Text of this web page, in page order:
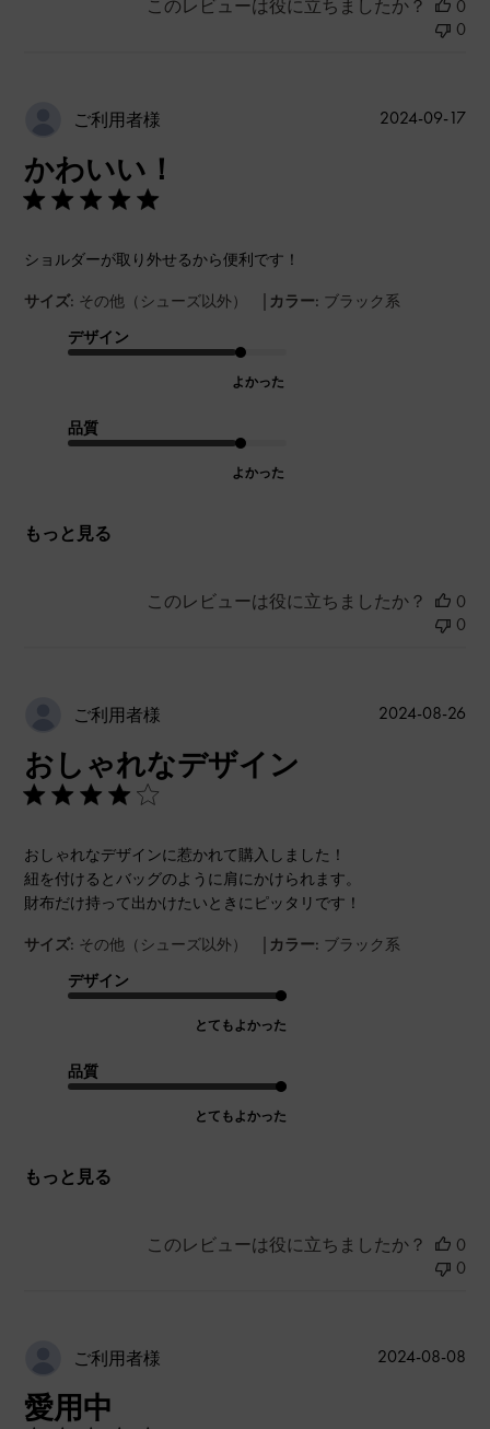
このレビューは役に立ちましたか？
0
0
ご利用者様
かわいい！
ショルダーが取り外せるから便利です！
サイズ: その他（シューズ以外） | カラー: ブラック系
デザイン
よかった
品質
よかった
もっと見る
公
2024-09-17
このレビューは役に立ちましたか？
0
0
ご利用者様
おしゃれなデザイン
おしゃれなデザインに惹かれて購入しました！
紐を付けるとバッグのように肩にかけられます。
財布だけ持って出かけたいときにピッタリです！
サイズ: その他（シューズ以外） | カラー: ブラック系
デザイン
とてもよかった
品質
とてもよかった
もっと見る
公
2024-08-26
このレビューは役に立ちましたか？
0
0
ご利用者様
愛用中
公
2024-08-08